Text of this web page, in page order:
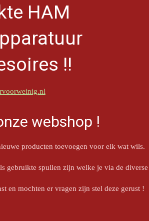
HAM
!!
webshop !
producten toevoegen voor elk wat wils.
gebruikte spullen zijn welke je via de diverse
en mochten er vragen zijn stel deze gerust !